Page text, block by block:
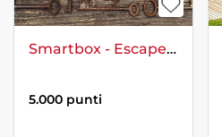
Smartbox - Escape Room a Roma: 1 avventura per un gruppo da 2 a 6 persone
5.000 punti